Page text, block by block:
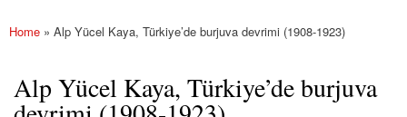
You are here
Home » Alp Yücel Kaya, Türkiye’de burjuva devrimi (1908-1923)
Alp Yücel Kaya, Türkiye’de burjuva